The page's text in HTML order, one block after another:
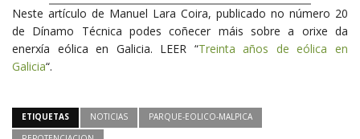
Neste artículo de Manuel Lara Coira, publicado no número 20
de Dínamo Técnica podes coñecer máis sobre a orixe da
enerxía eólica en Galicia. LEER “Treinta años de eólica en
Galicia“.
ETIQUETAS NOTICIAS
PARQUE-EOLICO-MALPICA